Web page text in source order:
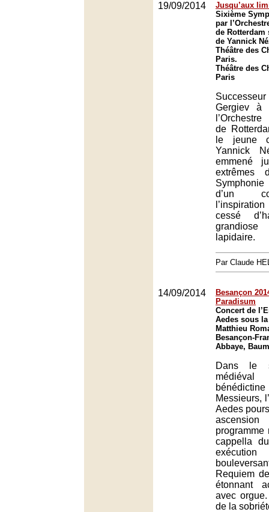
19/09/2014
Jusqu’aux
Sixième
par
de
de Yannick
Théâtre des
Paris.
Théâtre des
Paris
Gergiev à
de
le jeune
Yannick
emmené
extrêmes
d’un
cessé
lapidaire.
Par Claude
14/09/2014
Besançon
Paradisum
Concert de
Aedes sous
Matthieu
Besançon-
Abbaye,
Dans le
médiéval
Messieurs,
Aedes
cappella
Requiem
étonnant
avec
de la